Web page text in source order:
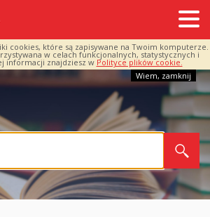
cookies, które są zapisywane na Twoim komputerze.
w celach funkcjonalnych, statystycznych i
informacji znajdziesz w Polityce plików cookie.
Wiem, zamknij